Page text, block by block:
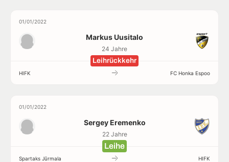
01/01/2022
Markus Uusitalo
24 Jahre
Leihrückkehr
HIFK FC Honka Espoo
01/01/2022
Sergey Eremenko
22 Jahre
Leihe
Spartaks Jūrmala HIFK